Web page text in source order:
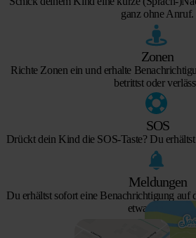
ganz ohne Anruf.
Zonen
Richte Zonen ein und erhalte
betrittst oder
SOS
Drückt dein Kind die SOS-Taste? Du
Meldungen
Du erhältst sofort eine Benachrichtigung auf
etwas passiert.